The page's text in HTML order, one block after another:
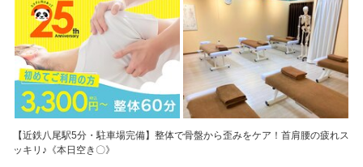
【近鉄八尾駅5分・駐車場完備】整体で骨盤から歪みをケア！首肩腰の疲れス
ッキリ♪《本日空き〇》